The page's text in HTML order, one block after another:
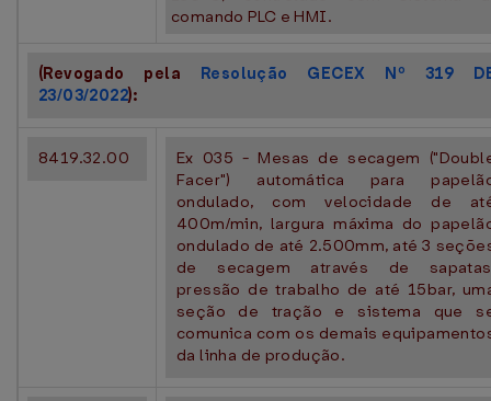
comando PLC e HMI.
(Revogado pela Resolução GECEX Nº 319
23/03/2022):
8419.32.00
Ex 035 - Mesas de secagem
Facer") automática para
ondulado, com velocidade de
400m/min, largura máxima do
ondulado de até 2.500mm, até 3
de secagem através de
pressão de trabalho de até 15bar,
seção de tração e sistema que
comunica com os demais
da linha de produção.